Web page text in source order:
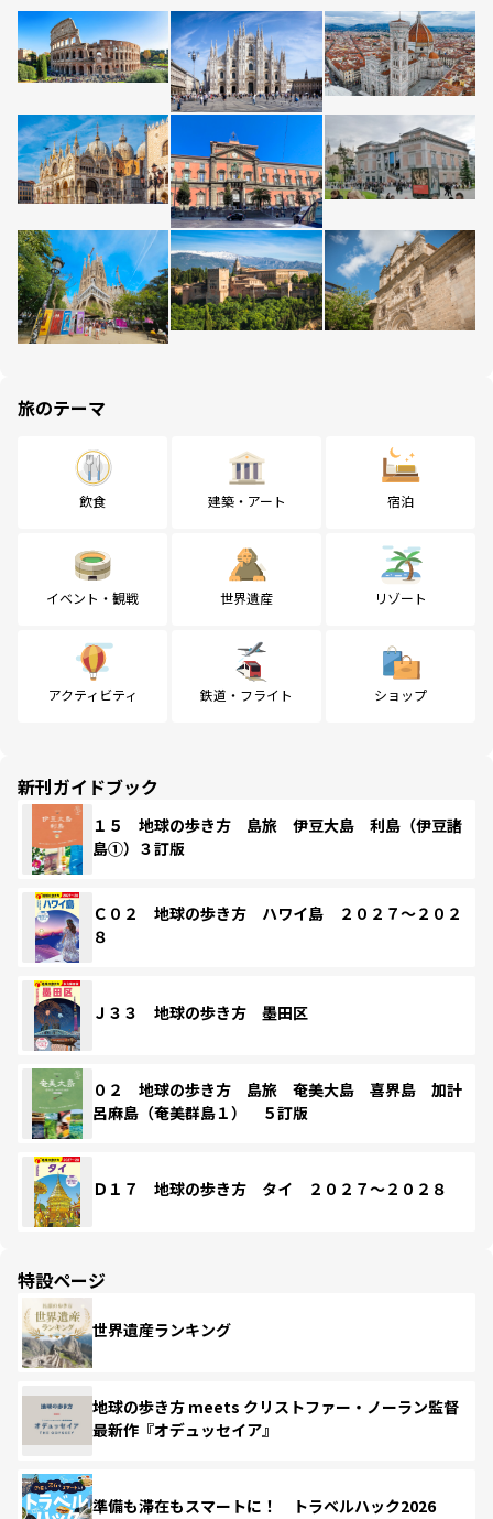
旅のテーマ
飲食 建築・アート 宿泊
イベント・観戦 世界遺産 リゾート
アクティビティ 鉄道・フライト ショップ
新刊ガイドブック
１５ 地球の歩き方 島旅 伊豆大島 利島（伊豆諸
島①）３訂版
Ｃ０２ 地球の歩き方 ハワイ島 ２０２７～２０２
８
Ｊ３３ 地球の歩き方 墨田区
０２ 地球の歩き方 島旅 奄美大島 喜界島 加計
呂麻島（奄美群島１） ５訂版
Ｄ１７ 地球の歩き方 タイ ２０２７～２０２８
特設ページ
世界遺産ランキング
地球の歩き方 meets クリストファー・ノーラン監督
最新作『オデュッセイア』
準備も滞在もスマートに！ トラベルハック2026